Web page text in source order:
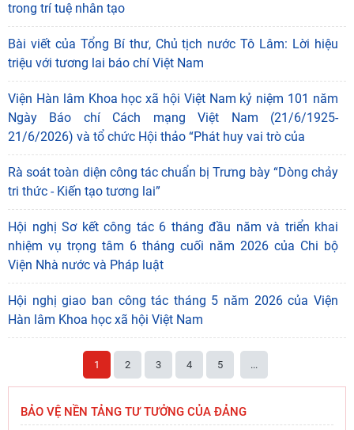
trong trí tuệ nhân tạo
Bài viết của Tổng Bí thư, Chủ tịch nước Tô Lâm: Lời hiệu
triệu với tương lai báo chí Việt Nam
Viện Hàn lâm Khoa học xã hội Việt Nam kỷ niệm 101 năm
Ngày Báo chí Cách mạng Việt Nam (21/6/1925-
21/6/2026) và tổ chức Hội thảo “Phát huy vai trò của
Rà soát toàn diện công tác chuẩn bị Trưng bày “Dòng chảy
tri thức - Kiến tạo tương lai”
Hội nghị Sơ kết công tác 6 tháng đầu năm và triển khai
nhiệm vụ trọng tâm 6 tháng cuối năm 2026 của Chi bộ
Viện Nhà nước và Pháp luật
Hội nghị giao ban công tác tháng 5 năm 2026 của Viện
Hàn lâm Khoa học xã hội Việt Nam
1 2 3 4 5 ...
BẢO VỆ NỀN TẢNG TƯ TƯỞNG CỦA ĐẢNG